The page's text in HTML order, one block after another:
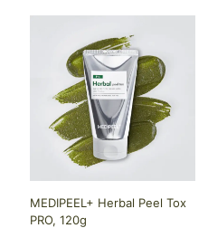
MEDIPEEL+ Herbal Peel Tox
PRO, 120g